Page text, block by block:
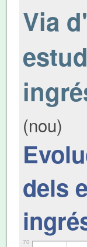
Via
(nou)
dels
70